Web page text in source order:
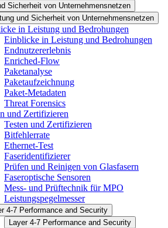
Sicherheit von Unternehmensnetzen
und Sicherheit von Unternehmensnetzen
in Leistung und Bedrohungen
Einblicke in Leistung und Bedrohungen
Endnutzererlebnis
Enriched-Flow
Paketanalyse
Paketaufzeichnung
Paket-Metadaten
Threat Forensics
und Zertifizieren
Testen und Zertifizieren
Bitfehlerrate
Ethernet-Test
Faseridentifizierer
Prüfen und Reinigen von Glasfasern
Faseroptische Sensoren
Mess- und Prüftechnik für MPO
Leistungspegelmesser
4-7 Performance and Security
Layer 4-7 Performance and Security